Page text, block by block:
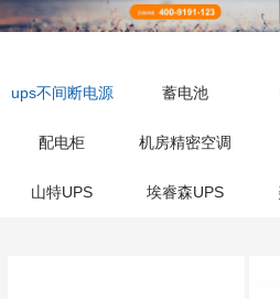
ups不间断电源 蓄电池
配电柜 机房精密空调
山特UPS 埃睿森UPS